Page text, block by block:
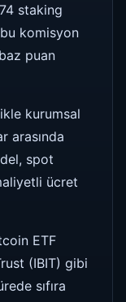
staking
komisyon
puan
kurumsal
arasında
spot
ücret
ETF
(IBIT) gibi
sıfıra